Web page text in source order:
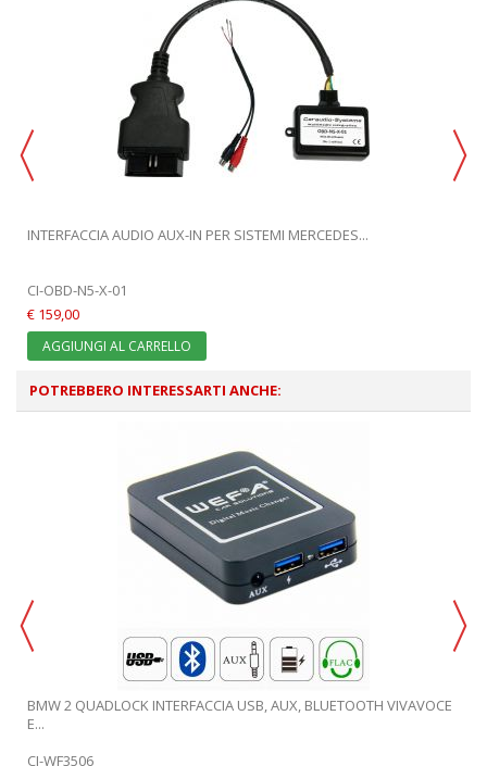
INTERFACCIA AUDIO AUX-IN PER SISTEMI MERCEDES...
CI-OBD-N5-X-01
€ 159,00
AGGIUNGI AL CARRELLO
POTREBBERO INTERESSARTI ANCHE:
BMW 2 QUADLOCK INTERFACCIA USB, AUX, BLUETOOTH VIVAVOCE
E...
CI-WF3506